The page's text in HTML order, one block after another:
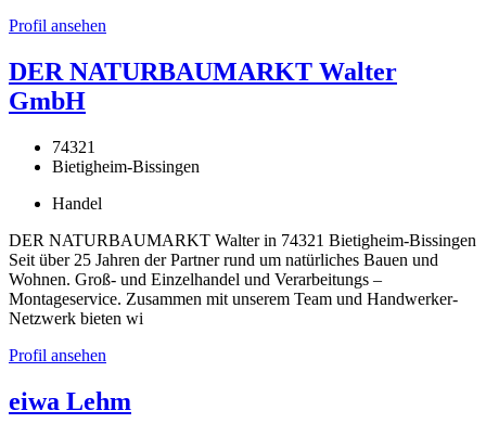
Profil ansehen
DER NATURBAUMARKT Walter
GmbH
74321
Bietigheim-Bissingen
Handel
DER NATURBAUMARKT Walter in 74321 Bietigheim-Bissingen
Seit über 25 Jahren der Partner rund um natürliches Bauen und
Wohnen. Groß- und Einzelhandel und Verarbeitungs –
Montageservice. Zusammen mit unserem Team und Handwerker-
Netzwerk bieten wi
Profil ansehen
eiwa Lehm